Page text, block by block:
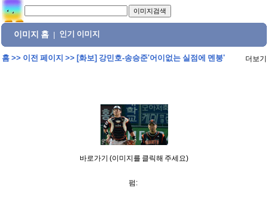
이미지 홈 인기 이미지
홈>> 이전 페이지 >> [화보] 강민호-송승준'어이없는 실점에 멘붕' 더보기
바로가기 (이미지를 클릭해 주세요)
펌: